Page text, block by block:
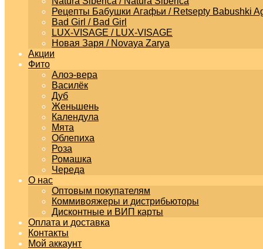
Рецепты Бабушки Агафьи / Retsepty Babushki
Bad Girl / Bad Girl
LUX-VISAGE / LUX-VISAGE
Новая Заря / Novaya Zarya
Акции
Фито
Алоэ-вера
Василёк
Дуб
Женьшень
Календула
Мята
Облепиха
Роза
Ромашка
Череда
О нас
Оптовым покупателям
Коммивояжеры и дистрибьюторы
Дисконтные и ВИП карты
Оплата и доставка
Контакты
Мой аккаунт